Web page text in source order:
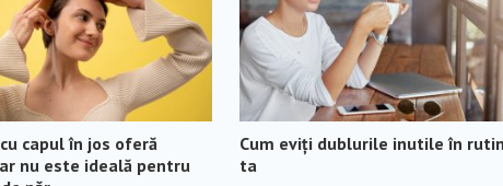
capul în jos oferă
nu este ideală pentru
Cum eviți dublurile inutile în
ta